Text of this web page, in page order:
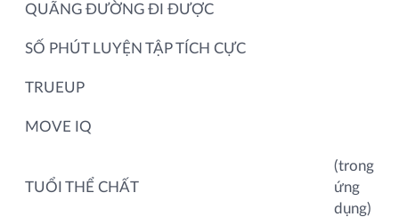
QUÃNG ĐƯỜNG ĐI ĐƯỢC
SỐ PHÚT LUYỆN TẬP TÍCH CỰC
TRUEUP
MOVE IQ
TUỔI THỂ CHẤT
(trong
ứng
dụng)